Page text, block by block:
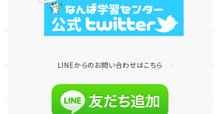
LINEからのお問い合わせはこちら